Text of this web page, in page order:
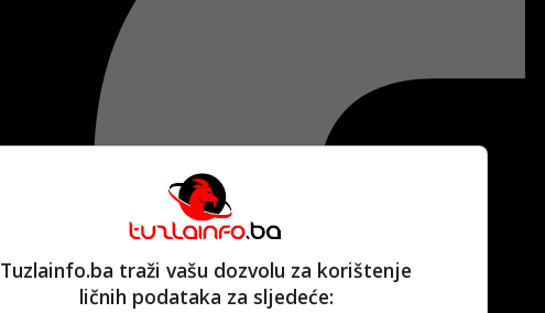
Tuzlainfo.ba traži vašu dozvolu za korištenje
ličnih podataka za sljedeće: